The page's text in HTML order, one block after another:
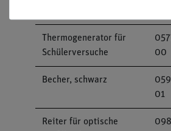
Thermogenerator für
Schülerversuche
00
Becher, schwarz
01
Reiter für optische